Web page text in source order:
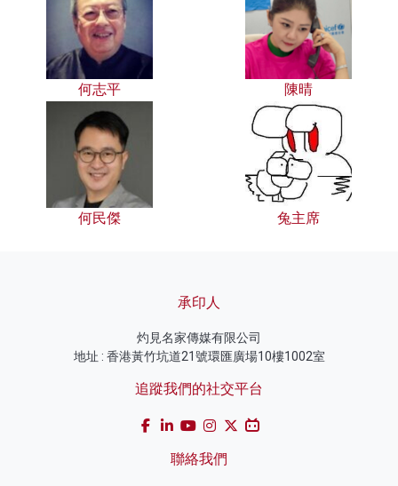
何志平 陳晴
何民傑 兔主席
承印人
灼見名家傳媒有限公司
地址 : 香港黃竹坑道21號環匯廣場10樓1002室
追蹤我們的社交平台
聯絡我們